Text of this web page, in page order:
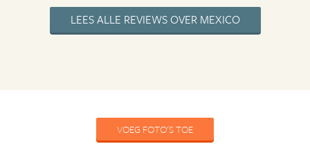
LEES ALLE REVIEWS OVER MEXICO
VOEG FOTO'S TOE